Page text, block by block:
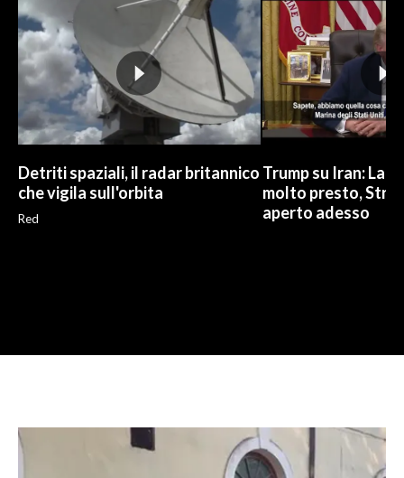
Detriti spaziali, il radar britannico
che vigila sull'orbita
Red
Trump su Iran: La
molto presto,
aperto adesso